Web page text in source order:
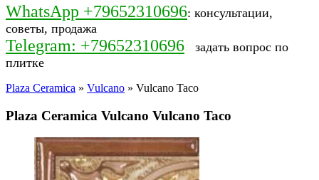
WhatsApp +79652310696: консультации,
советы, продажа
Telegram: +79652310696
задать вопрос по
плитке
Plaza Ceramica » Vulcano » Vulcano Taco
Plaza Ceramica Vulcano Vulcano Taco